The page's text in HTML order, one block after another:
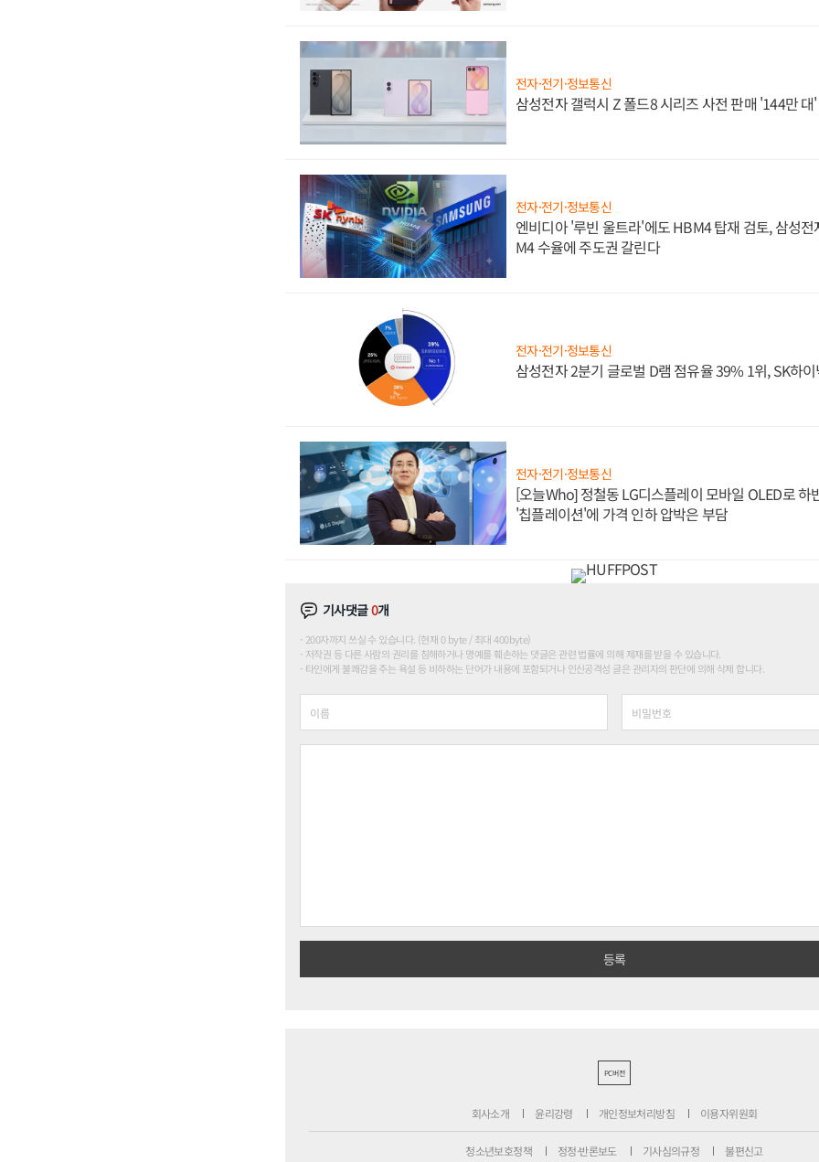
전자·전기·정보통신
삼성전자 갤럭시 Z 폴드8 시리즈 사전 판매 '144만 대
전자·전기·정보통신
엔비디아 '루빈 울트라'에도 HBM4 탑재 검토, 삼성전
M4 수율에 주도권 갈린다
전자·전기·정보통신
삼성전자 2분기 글로벌 D램 점유율 39% 1위, SK하
전자·전기·정보통신
[오늘Who] 정철동 LG디스플레이 모바일 OLED로 하
'칩플레이션'에 가격 인하 압박은 부담
기사댓글0개
200자까지 쓰실 수 있습니다. (현재 0 byte / 최대 400byte)
저작권 등 다른 사람의 권리를 침해하거나 명예를 훼손하는 댓글은 관련 법률에 의해 제재를 받을 수 있습니다.
타인에게 불쾌감을 주는 욕설 등 비하하는 단어가 내용에 포함되거나 인신공격성 글은 관리자의 판단에 의해 삭제 합니다.
PC버전
회사소개 윤리강령 개인정보처리방침 이용자위원회
청소년보호정책 정정·반론보도 기사심의규정 불편신고